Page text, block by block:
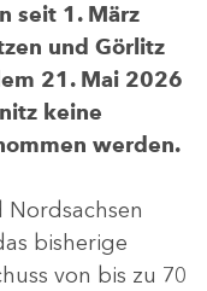
seit 1. März
und Görlitz
21. Mai 2026
keine
werden.
Nordsachsen
bisherige
von bis zu 70